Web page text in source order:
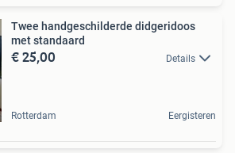
Twee handgeschilderde didgeridoos
met standaard
€ 25,00 Details
Rotterdam Eergisteren